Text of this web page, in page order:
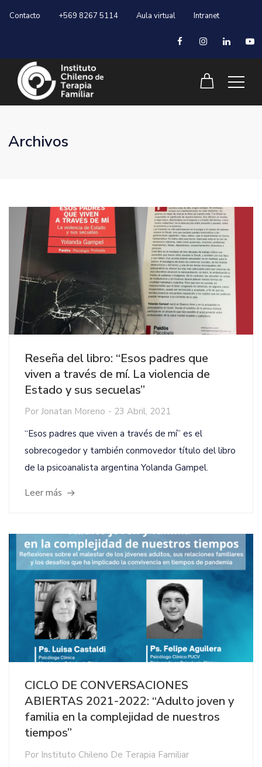
Contacto +569 8267 5114 Aula virtual Intranet
Archivos
Reseña del libro: “Esos padres que
viven a través de mí. La violencia de
Estado y sus secuelas”
Por Jonatan Moreno - 23 Abril, 2021
“Esos padres que viven a través de mí” es el
sobrecogedor y también conmovedor título del libro
de la psicoanalista argentina Yolanda Gampel.
Leer más
CICLO DE CONVERSACIONES
ABIERTAS 2021-2022: “Adulto joven y
familia en la complejidad de nuestros
tiempos”
Por Instituto Chileno De Terapia Familiar